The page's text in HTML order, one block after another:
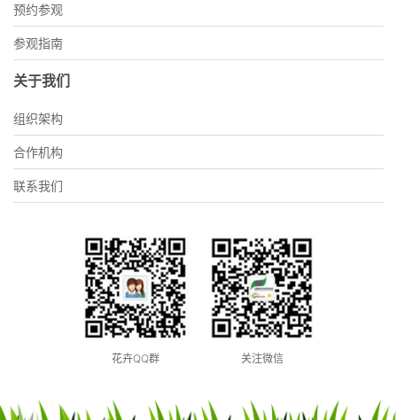
预约参观
参观指南
关于我们
组织架构
合作机构
联系我们
花卉QQ群 关注微信